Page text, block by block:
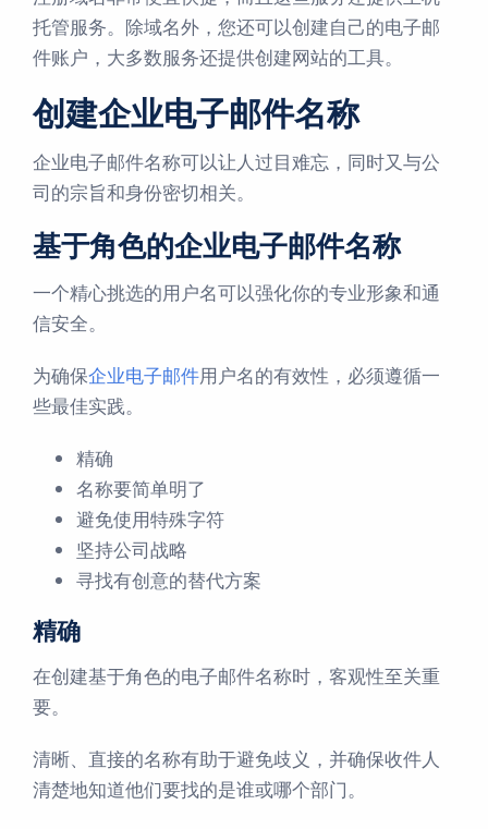
托管服务。除域名外，您还可以创建自己的电子邮
件账户，大多数服务还提供创建网站的工具。
创建企业电子邮件名称
企业电子邮件名称可以让人过目难忘，同时又与公
司的宗旨和身份密切相关。
基于角色的企业电子邮件名称
一个精心挑选的用户名可以强化你的专业形象和通
信安全。
为确保企业电子邮件用户名的有效性，必须遵循一
些最佳实践。
精确
名称要简单明了
避免使用特殊字符
坚持公司战略
寻找有创意的替代方案
精确
在创建基于角色的电子邮件名称时，客观性至关重
要。
清晰、直接的名称有助于避免歧义，并确保收件人
清楚地知道他们要找的是谁或哪个部门。